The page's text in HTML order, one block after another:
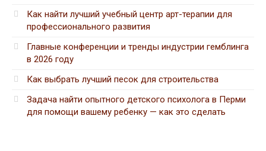
Как найти лучший учебный центр арт-терапии для
профессионального развития
Главные конференции и тренды индустрии гемблинга
в 2026 году
Как выбрать лучший песок для строительства
Задача найти опытного детского психолога в Перми
для помощи вашему ребенку — как это сделать